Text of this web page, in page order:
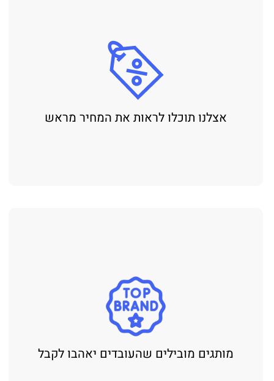
אצלנו תוכלו לראות את המחיר מראש
מותגים מובילים שהעובדים יאהבו לקבל